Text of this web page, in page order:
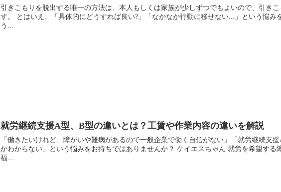
引きこもりを脱出する唯一の方法は、本人もしくは家族が少しずつでもよいので、引き
す。 とはいえ、「具体的にどうすれば良い?」「なかなか行動に移せない...」という悩み
う...
就労継続支援A型、B型の違いとは？工賃や作業内容の違いを解説
「働きたいけれど、障がいや難病があるので一般企業で働く自信がない」「就労継続支
かわからない」という悩みをお持ちではありませんか？ ケイエスちゃん 就労を希望する
福...